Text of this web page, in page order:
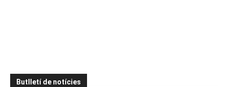
Butlletí de notícies